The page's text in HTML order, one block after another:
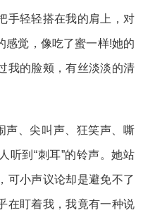
手轻轻搭在我的肩上，对
感觉，像吃了蜜一样!她的
我的脸颊，有丝淡淡的清
、尖叫声、狂笑声、嘶
到“刺耳”的铃声。她站
可小声议论却是避免不了
在盯着我，我竟有一种说